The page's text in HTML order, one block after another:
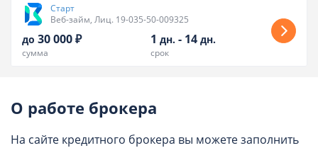
Старт
Веб-займ, Лиц. 19-035-50-009325
до 30 000 ₽
сумма
1 дн.- 14дн.
срок
О работе брокера
На сайте кредитного брокера вы можете заполнить